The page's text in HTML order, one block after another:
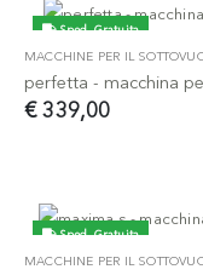
Sped. Gratuita
MACCHINE PER IL
perfetta - macchina
€ 339,00
Sped. Gratuita
MACCHINE PER IL